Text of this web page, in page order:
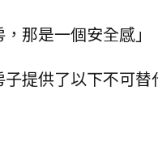
那是一個安全感
提供了以下不可替